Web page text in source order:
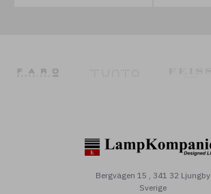
Bergvägen 15 , 341 32 Ljungby
Sverige